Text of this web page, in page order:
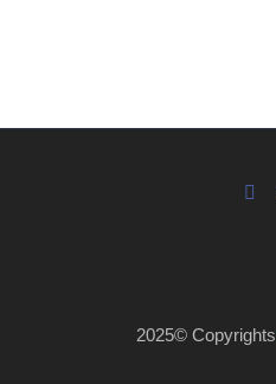
2025© Copyrights